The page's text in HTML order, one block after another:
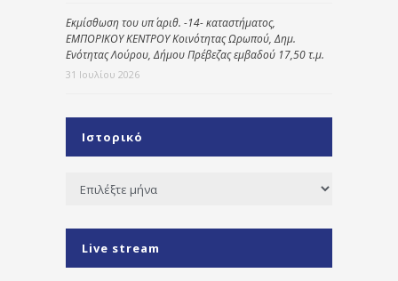
Εκμίσθωση του υπ΄ αριθ. -14- καταστήματος,
ΕΜΠΟΡΙΚΟΥ ΚΕΝΤΡΟΥ Κοινότητας Ωρωπού, Δημ.
Ενότητας Λούρου, Δήμου Πρέβεζας εμβαδού 17,50 τ.μ.
31 Ιουλίου 2026
Ιστορικό
Ιστορικό
Live stream